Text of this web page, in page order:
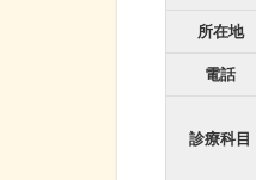
所在地
電話
診療科目